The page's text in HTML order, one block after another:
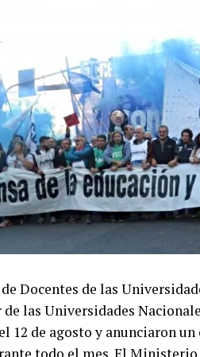
sostuvo que quienes cuentan
durante toda la jornada.
amor hacia la familia y un
comenzó incluso antes del
Docentes de las
las Universidades
12 de agosto y anunciaron
todo el mes. El